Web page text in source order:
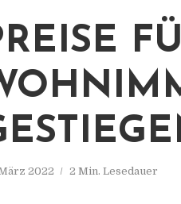
2022 2 Min. Lesedauer